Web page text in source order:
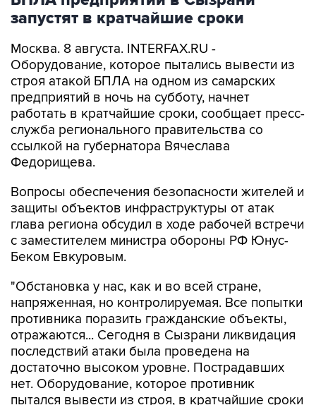
запустят в кратчайшие сроки
Москва. 8 августа. INTERFAX.RU -
Оборудование, которое пытались вывести из
строя атакой БПЛА на одном из самарских
предприятий в ночь на субботу, начнет
работать в кратчайшие сроки, сообщает пресс-
служба регионального правительства со
ссылкой на губернатора Вячеслава
Федорищева.
Вопросы обеспечения безопасности жителей и
защиты объектов инфраструктуры от атак
глава региона обсудил в ходе рабочей встречи
с заместителем министра обороны РФ Юнус-
Беком Евкуровым.
"Обстановка у нас, как и во всей стране,
напряженная, но контролируемая. Все попытки
противника поразить гражданские объекты,
отражаются... Сегодня в Сызрани ликвидация
последствий атаки была проведена на
достаточно высоком уровне. Пострадавших
нет. Оборудование, которое противник
пытался вывести из строя, в кратчайшие сроки